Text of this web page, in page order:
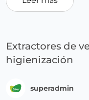
Extractores de
higienización
superadmin